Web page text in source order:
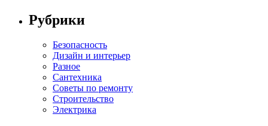
Рубрики
Безопасность
Дизайн и интерьер
Разное
Сантехника
Советы по ремонту
Строительство
Электрика